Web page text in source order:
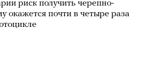
риск получить черепно-
окажется почти в четыре раза